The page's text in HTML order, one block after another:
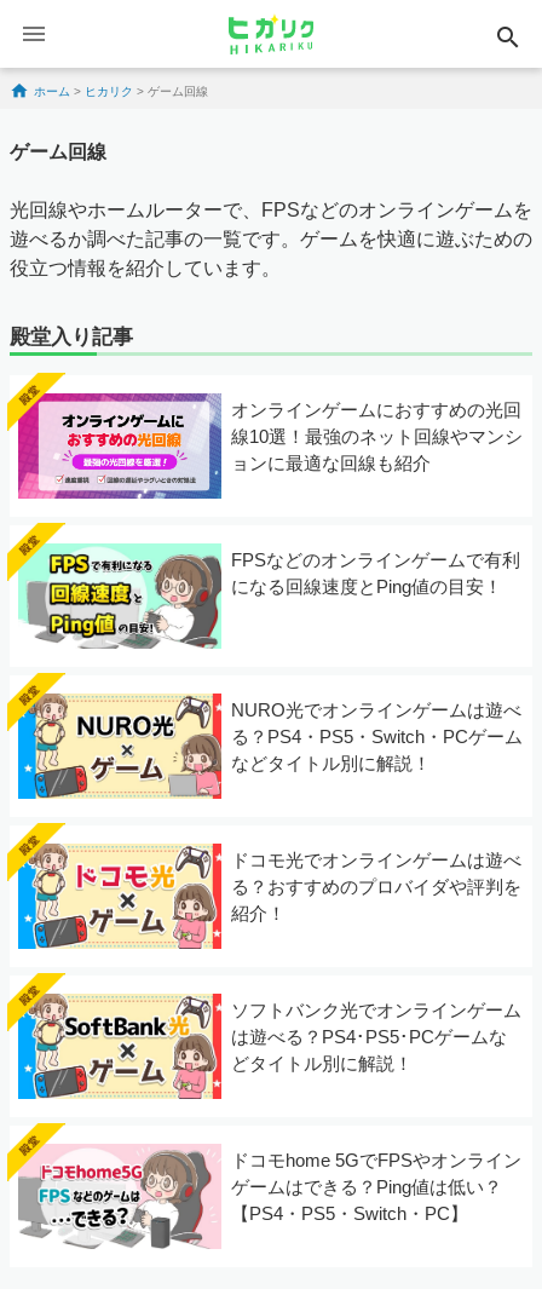
search
Skip to content
ホーム > ヒカリク > ゲーム回線
ゲーム回線
光回線やホームルーターで、FPSなどのオンラインゲームを
遊べるか調べた記事の一覧です。ゲームを快適に遊ぶための
役立つ情報を紹介しています。
殿堂入り記事
オンラインゲームにおすすめの光回
線10選！最強のネット回線やマンシ
ョンに最適な回線も紹介
FPSなどのオンラインゲームで有利
になる回線速度とPing値の目安！
NURO光でオンラインゲームは遊べ
る？PS4・PS5・Switch・PCゲーム
などタイトル別に解説！
ドコモ光でオンラインゲームは遊べ
る？おすすめのプロバイダや評判を
紹介！
ソフトバンク光でオンラインゲーム
は遊べる？PS4･PS5･PCゲームな
どタイトル別に解説！
ドコモhome 5GでFPSやオンライン
ゲームはできる？Ping値は低い？
【PS4・PS5・Switch・PC】